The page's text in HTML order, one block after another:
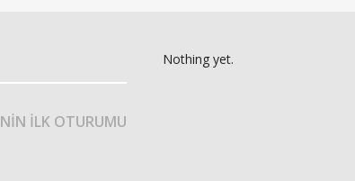
İLK OTURUMU
Nothing yet.